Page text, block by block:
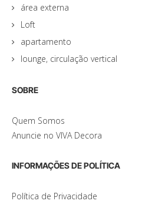
área externa
Loft
apartamento
lounge, circulação vertical
SOBRE
Quem Somos
Anuncie no VIVA Decora
INFORMAÇÕES DE POLÍTICA
Política de Privacidade